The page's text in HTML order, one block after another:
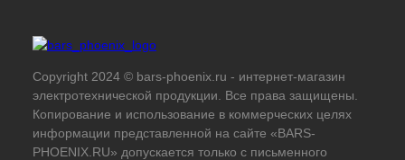
Copyright 2024 © bars-phoenix.ru - интернет-магазин
электротехнической продукции. Все права защищены.
Копирование и использование в коммерческих целях
информации представленной на сайте «BARS-
PHOENIX.RU» допускается только с письменного